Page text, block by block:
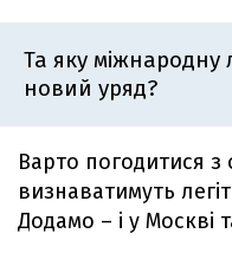
Та яку міжнародну
новий уряд?
Варто погодитися
визнаватимуть
Додамо – і у Москві